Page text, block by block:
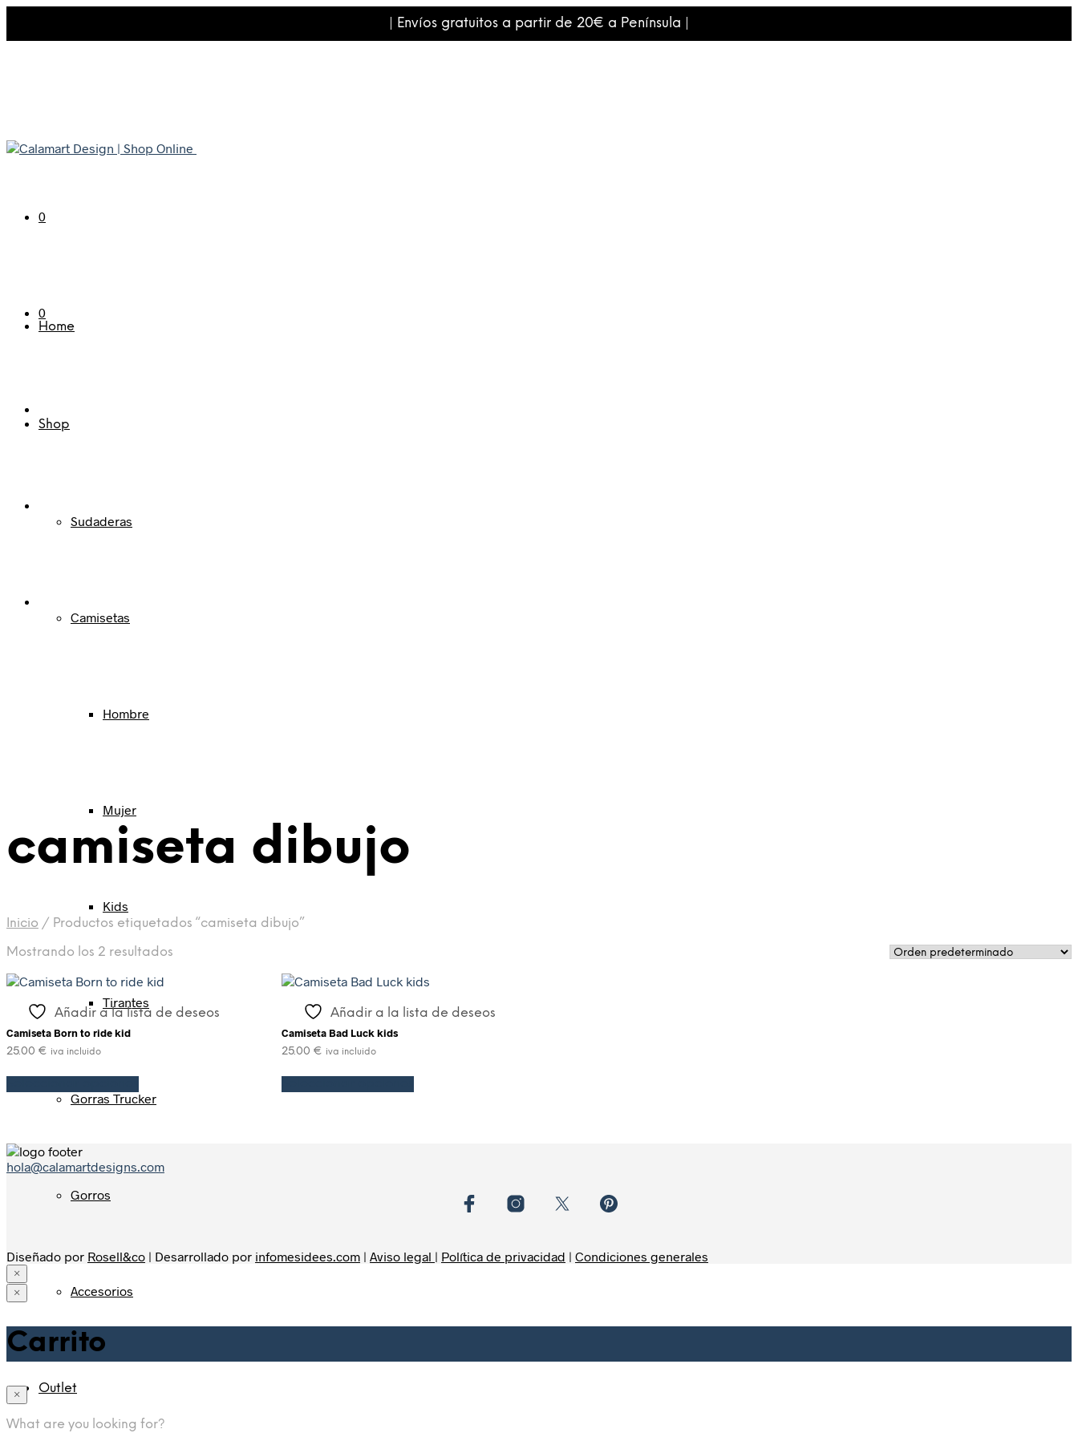
| Envíos gratuitos a partir de 20€ a Península |
0
0
Home
Shop
Sudaderas
Camisetas
Hombre
Mujer
Kids
Tirantes
Gorras Trucker
Gorros
Accesorios
Outlet
camiseta dibujo
Inicio / Productos etiquetados “camiseta dibujo”
Mostrando los 2 resultados
Añadir a la lista de deseos
Camiseta Born to ride kid
25.00 € iva incluido
Añadir a la lista de deseos
Camiseta Bad Luck kids
25.00€ iva incluido
hola@calamartdesigns.com
Diseñado por Rosell&co | Desarrollado por infomesidees.com | Aviso legal | Política de privacidad | Condiciones generales
×
×
Home
Shop
Sudaderas
Kids
Carrito
×
What are you looking for?